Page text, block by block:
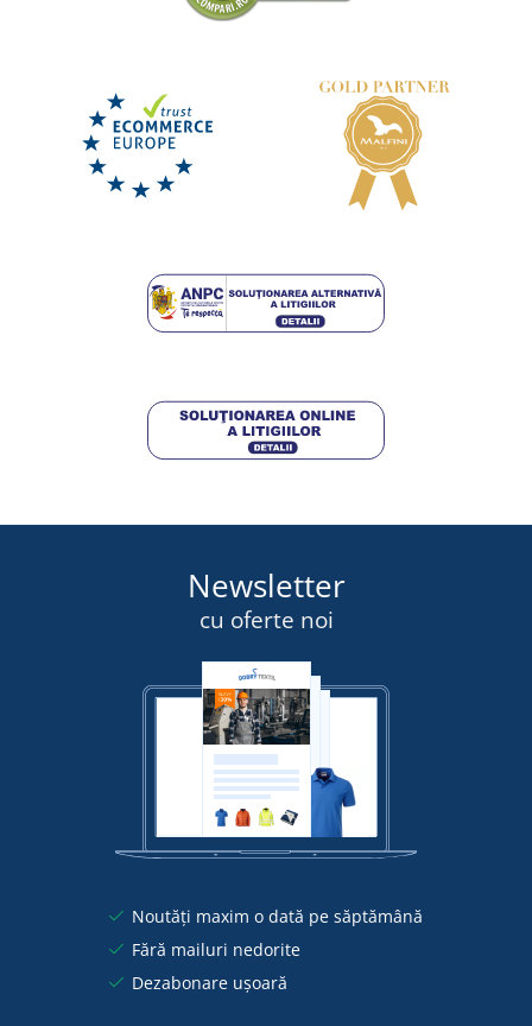
Newsletter
cu oferte noi
Noutăți maxim o dată pe săptămână
Fără mailuri nedorite
Dezabonare ușoară